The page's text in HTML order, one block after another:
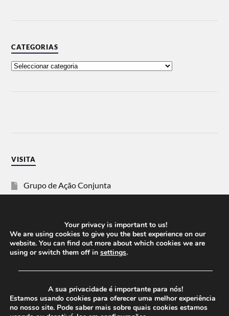
CATEGORIAS
VISITA
Grupo de Ação Conjunta
Vida Justa
dezanove
Your privacy is important to us!
We are using cookies to give you the best experience on our
website. You can find out more about which cookies we are
using or switch them off in settings.
──────────────────────────────────────
A sua privacidade é importante para nós!
Estamos usando cookies para oferecer uma melhor experiência
no nosso site. Pode saber mais sobre quais cookies estamos